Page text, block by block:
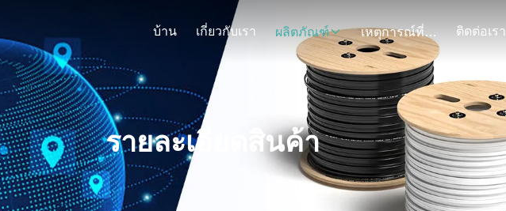
บ้าน เกี่ยวกับเรา ผลิตภัณฑ์ เหตุการณ์ที่เกิดขึ้น ติดต่อเรา
รายละเอียดสินค้า